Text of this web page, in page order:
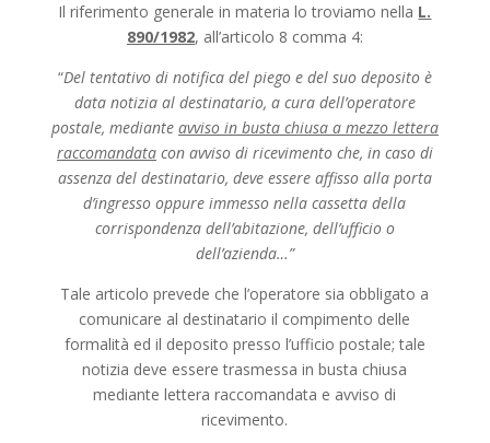
Il riferimento generale in materia lo troviamo nella L.
890/1982, all’articolo 8 comma 4:
“Del tentativo di notifica del piego e del suo deposito è
data notizia al destinatario, a cura dell’operatore
postale, mediante avviso in busta chiusa a mezzo lettera
raccomandatacon avviso di ricevimento che, in caso di
assenza del destinatario, deve essere affisso alla porta
d’ingresso oppure immesso nella cassetta della
corrispondenza dell’abitazione, dell’ufficio o
dell’azienda…”
Tale articolo prevede che l’operatore sia obbligato a
comunicare al destinatario il compimento delle
formalità ed il deposito presso l’ufficio postale; tale
notizia deve essere trasmessa in busta chiusa
mediante lettera raccomandata e avviso di
ricevimento.